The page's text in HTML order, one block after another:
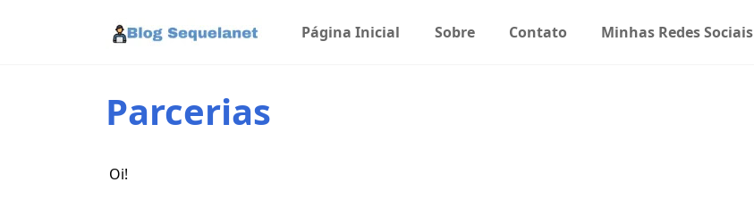
Página Inicial Sobre Contato Minhas Redes Sociais
Parcerias
Oi!